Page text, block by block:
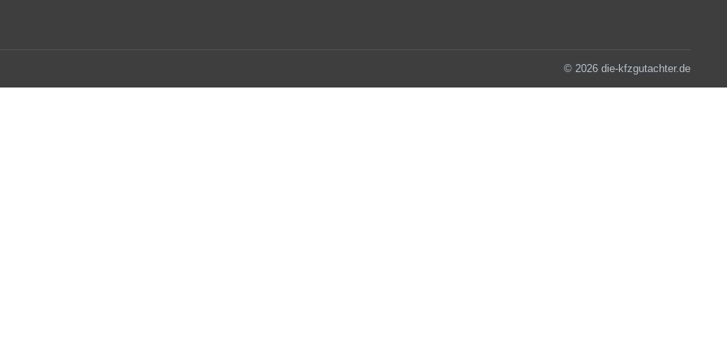
© 2026 die-kfzgutachter.de